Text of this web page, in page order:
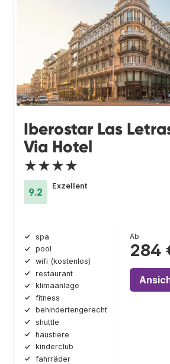
Iberostar Las
Via Hotel
★★★★
9.2
Exzellent
spa
pool
wifi (kostenlos)
restaurant
klimaanlage
fitness
behindertengerecht
shuttle
haustiere
kinderclub
fahrräder
Ab
284